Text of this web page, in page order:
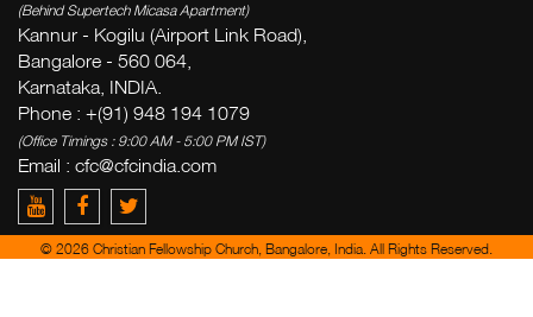
(Behind Supertech Micasa Apartment)
Kannur - Kogilu (Airport Link Road),
Bangalore - 560 064,
Karnataka, INDIA.
Phone : +(91) 948 194 1079
(Office Timings : 9:00 AM - 5:00 PM IST)
Email : cfc@cfcindia.com
© 2026 Christian Fellowship Church, Bangalore, India. All Rights Reserved.